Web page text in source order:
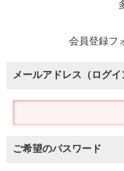
会員登録フ
メールアドレス（ログイ
ご希望のパスワード